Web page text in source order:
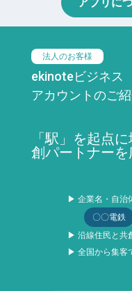
法人のお客様
ekinoteビジネス
アカウントのご
「駅」を起点
創パートナーを
▶ 企業名・自治
〇〇電鉄
▶ 沿線住民と共
▶ 全国から集客